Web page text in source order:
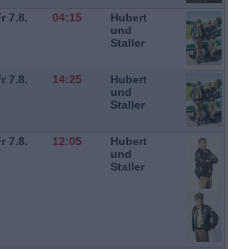
7.8. 04:15
Hubert
und
Staller
7.8. 14:25
Hubert
und
Staller
7.8. 12:05
Hubert
und
Staller